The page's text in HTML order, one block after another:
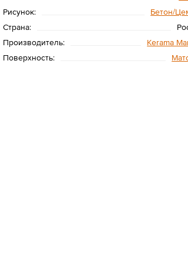
Рисунок:
Бетон/
Страна:
Производитель:
Kerama
Поверхность: